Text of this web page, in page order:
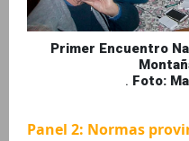
Primer Encuentro
. Foto:
Panel 2: Normas